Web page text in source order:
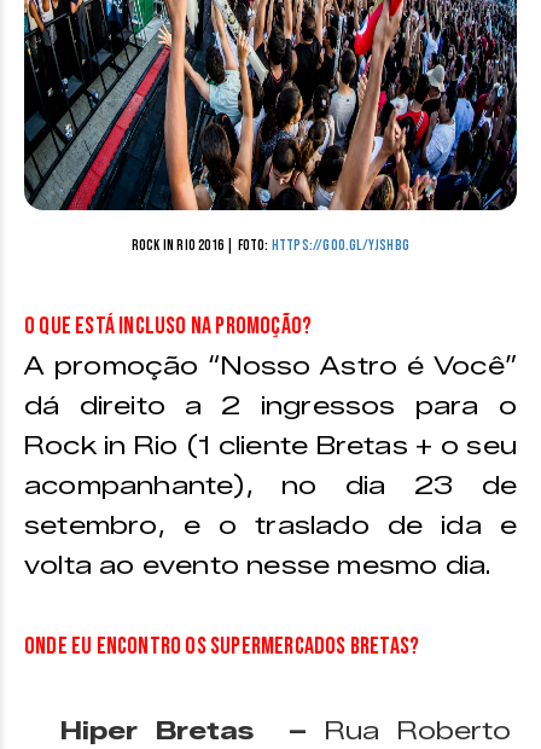
Rock in Rio 2016 | Foto: https://goo.gl/Yjshbg
O que está incluso na promoção?
A promoção “Nosso Astro é Você”
dá direito a 2 ingressos para o
Rock in Rio (1 cliente Bretas + o seu
acompanhante), no dia 23 de
setembro, e o traslado de ida e
volta ao evento nesse mesmo dia.
Onde eu encontro os Supermercados Bretas?
Hiper Bretas – Rua Roberto